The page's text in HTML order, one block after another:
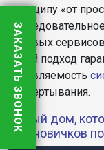
принципу «от
базовых
Такой подход
управляемость
развертывания.
Умный дом,
для новичков
ЗАКАЗАТЬ ЗВОНОК